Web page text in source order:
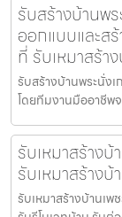
รับสร้างบ้านพ
ออกแบบและส
ที่ รับเหมาสร้า
รับสร้างบ้านพระนั่ง
โดยทีมงานมืออาชีพ
รับเหมาสร้าง
รับเหมาสร้าง
รับเหมาสร้างบ้านเพ